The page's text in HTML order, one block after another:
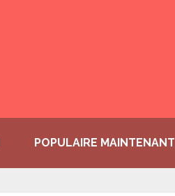
POPULAIRE MAINTENANT